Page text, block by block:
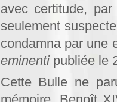
avec certitude,
seulement
condamna par une
eminenti publiée le
Cette Bulle ne